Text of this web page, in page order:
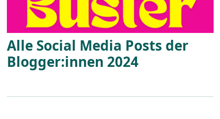
Alle Social Media Posts der
Blogger:innen 2024